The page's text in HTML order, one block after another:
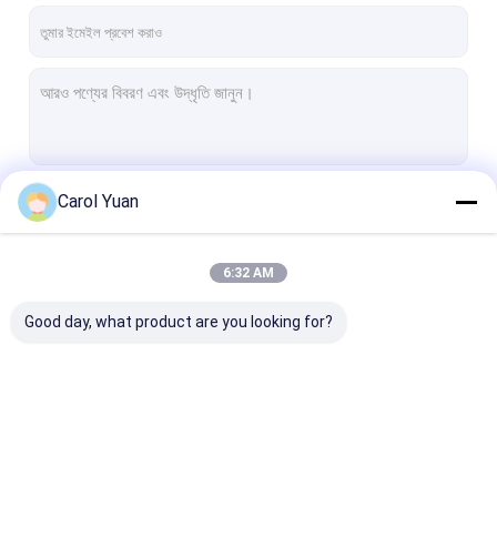
ইন্ডাস্ট্রিয়াল চিলার স্ট্যান্ডার্ড মডেল
সেল লোড করুন
Carol Yuan
6:32 AM
Good day, what product are you looking for?